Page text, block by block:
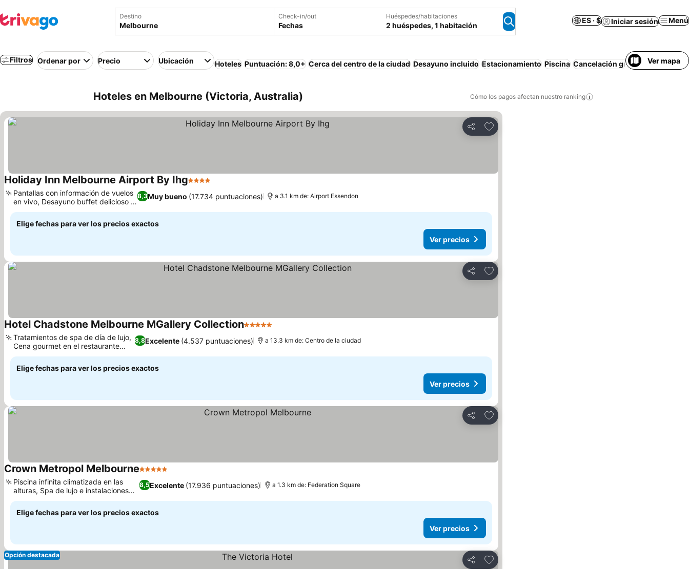
Destino Check-in/out
Fechas
Huéspedes/habitaciones
2 huéspedes, 1 habitación
ES · $ Iniciar sesión Menú
Filtros Ordenar por Precio Ubicación Hoteles Puntuación: 8,0+ Cerca del centro de la ciudad Desayuno incluido Estacionamiento Piscina Cancelación gratuita Ver mapa
Hoteles en Melbourne (Victoria, Australia) Cómo los pagos afectan nuestro ranking
Compartir
Agregar a favoritos
Holiday Inn Melbourne Airport By Ihg4 Estrellas
8,3Muy bueno (17.734 puntuaciones)
Pantallas con información de vuelos
en vivo, Desayuno buffet delicioso y
variado
a 3.1 km de: Airport Essendon
Elige fechas para ver los precios exactos
Ver precios
Compartir
Agregar a favoritos
Hotel Chadstone Melbourne MGallery Collection5 Estrellas
8,8Excelente (4.537 puntuaciones)
Tratamientos de spa de día de lujo,
Cena gourmet en el restaurante
Pastore
a 13.3 km de: Centro de la ciudad
Elige fechas para ver los precios exactos
Ver precios
Compartir
Agregar a favoritos
Crown Metropol Melbourne5 Estrellas
8,5Excelente (17.936 puntuaciones)
Piscina infinita climatizada en las
alturas, Spa de lujo e instalaciones
de bienestar
a 1.3 km de: Federation Square
Elige fechas para ver los precios exactos
Ver precios
Compartir
Agregar a favoritos
Opción destacada